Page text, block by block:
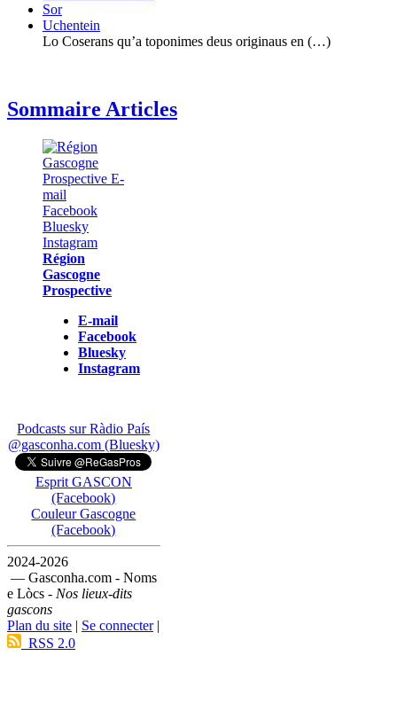
Sor
Uchentein
Lo Coserans qu’a toponimes deus originaus en (…)
Sommaire Articles
Région
Gascogne
Prospective
E-mail
Facebook
Bluesky
Instagram
Podcasts sur Ràdio País
@gasconha.com (Bluesky)
Esprit GASCON
(Facebook)
Couleur Gascogne
(Facebook)
2024-2026
— Gasconha.com - Noms
e Lòcs - Nos lieux-dits
gascons
Plan du site | Se connecter|
RSS 2.0